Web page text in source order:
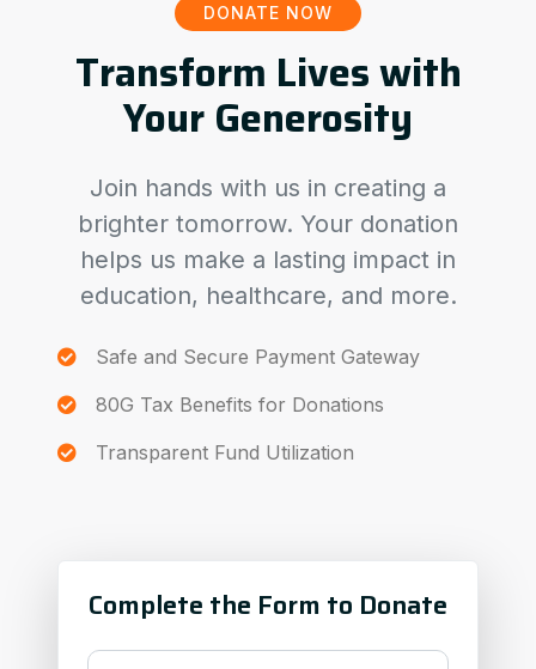
DONATE NOW
Transform Lives with
Your Generosity
Join hands with us in creating a
brighter tomorrow. Your donation
helps us make a lasting impact in
education, healthcare, and more.
Safe and Secure Payment Gateway
80G Tax Benefits for Donations
Transparent Fund Utilization
Complete the Form to Donate